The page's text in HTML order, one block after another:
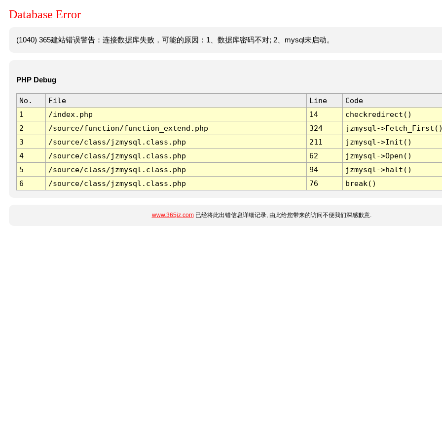
Database Error
(1040) 365建站错误警告：连接数据库失败，可能的原因：1、数据库密码不对; 2、mysql未启动。
PHP Debug
No. File Line
Code
1
/index.php 14
checkredirect()
2
/source/function/function_extend.php 324
jzmysql-
3
/source/class/jzmysql.class.php 211
jzmysql->Init()
4
/source/class/jzmysql.class.php 62
jzmysql->Open()
5
/source/class/jzmysql.class.php 94
jzmysql->halt()
6
/source/class/jzmysql.class.php 76 break()
www.365jz.com已经将此出错信息详细记录, 由此给您带来的访问不便我们深感歉意.